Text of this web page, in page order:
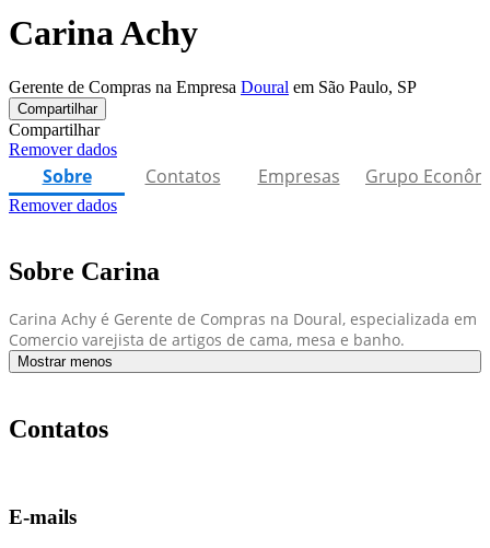
Carina Achy
Gerente de Compras na Empresa Doural em São Paulo, SP
Compartilhar
Compartilhar
Remover dados
Sobre Contatos Empresas Grupo
Remover dados
Sobre Carina
Carina Achy é Gerente de Compras na Doural, especializada em
Comercio varejista de artigos de cama, mesa e banho.
Mostrar menos
Contatos
E-mails